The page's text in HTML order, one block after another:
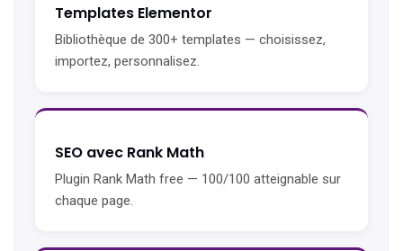
Templates Elementor
Bibliothèque de 300+ templates — choisissez,
importez, personnalisez.
SEO avec Rank Math
Plugin Rank Math free — 100/100 atteignable sur
chaque page.